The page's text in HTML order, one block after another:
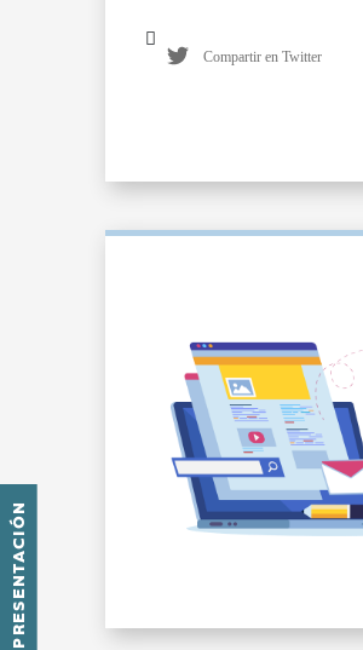
PRESENTACIÓN
Compartir en Twitter